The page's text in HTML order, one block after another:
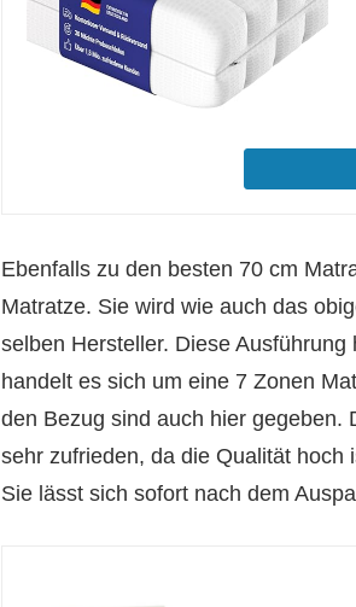
Ebenfalls zu den besten 70 cm
Matratze. Sie wird wie auch das
selben Hersteller. Diese
handelt es sich um eine 7 Zonen
den Bezug sind auch hier gegeben.
sehr zufrieden, da die Qualität hoch
Sie lässt sich sofort nach dem